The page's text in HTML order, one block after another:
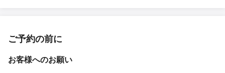
ご予約の前に
お客様へのお願い